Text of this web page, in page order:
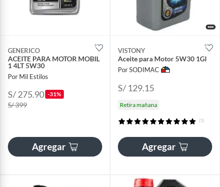
GENERICO
ACEITE PARA MOTOR MOBIL
1 4LT 5W30
Por Mil Estilos
S/ 275.90 -31%
S/ 399
Agregar
VISTONY
Aceite para Motor 5W30 1Gl
Por SODIMAC
S/ 129.15
Retira mañana
(5)
Agregar